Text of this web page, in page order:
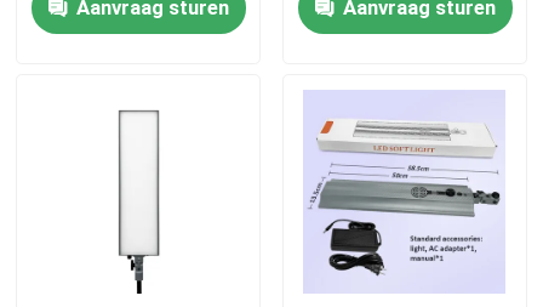
LEIDENE Videostudiolichten
Aanvraag sturen
met koelventilator
Aanvraag sturen